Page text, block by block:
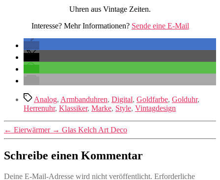
Uhren aus Vintage Zeiten.
Interesse? Mehr Informationen? Sende eine E-Mail
Schlagwörter
Analog, Armbanduhren, Digital, Goldfarbe, Golduhr,
Herrenuhr, Klassiker, Marke, Style, Vintagdesign
← Eierwärmer → Glas Kelch Art Deco
Schreibe einen Kommentar
Deine E-Mail-Adresse wird nicht veröffentlicht. Erforderliche